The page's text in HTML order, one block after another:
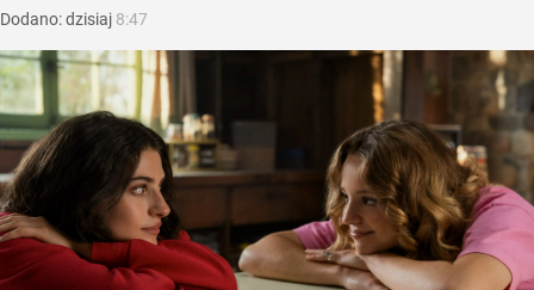
Dodano:dzisiaj 8:47